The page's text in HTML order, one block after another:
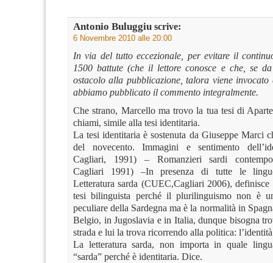
Antonio Buluggiu scrive:
6 Novembre 2010 alle 20:00
In via del tutto eccezionale, per evitare il
1500 battute (che il lettore conosce e che, se
ostacolo alla pubblicazione, talora viene invocato
abbiamo pubblicato il commento integralmente.
Che strano, Marcello ma trovo la tua tesi di
chiami, simile alla tesi identitaria.
La tesi identitaria è sostenuta da Giuseppe Marci
del novecento. Immagini e sentimento
Cagliari, 1991) – Romanzieri sardi
Cagliari 1991) –In presenza di tutte le
Letteratura sarda (CUEC,Cagliari 2006),
tesi bilinguista perché il plurilinguismo non è
peculiare della Sardegna ma è la normalità in
Belgio, in Jugoslavia e in Italia, dunque bisogna
strada e lui la trova ricorrendo alla politica:
La letteratura sarda, non importa in quale
“sarda” perché è identitaria. Dice.